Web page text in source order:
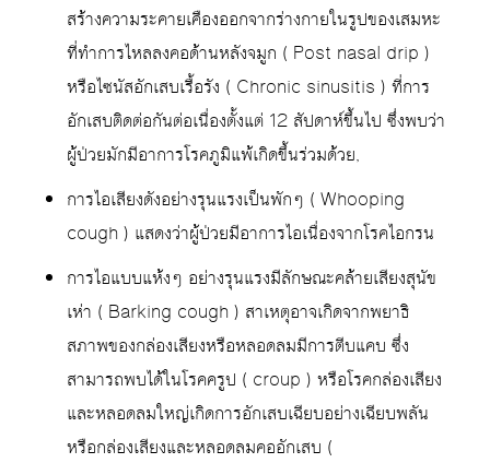
สร้างความระคายเคืองออกจากร่างกายในรูปของเสมหะ
ที่ทำการไหลลงคอด้านหลังจมูก ( Post nasal drip )
หรือไซนัสอักเสบเรื้อรัง ( Chronic sinusitis ) ที่การ
อักเสบติดต่อกันต่อเนื่องตั้งแต่ 12 สัปดาห์ขึ้นไป ซึ่งพบว่า
ผู้ป่วยมักมีอาการโรคภูมิแพ้เกิดขึ้นร่วมด้วย,
การไอเสียงดังอย่างรุนแรงเป็นพักๆ ( Whooping
cough ) แสดงว่าผู้ป่วยมีอาการไอเนื่องจากโรคไอกรน
การไอแบบแห้งๆ อย่างรุนแรงมีลักษณะคล้ายเสียงสุนัข
เห่า ( Barking cough ) สาเหตุอาจเกิดจากพยาธิ
สภาพของกล่องเสียงหรือหลอดลมมีการตีบแคบ ซึ่ง
สามารถพบได้ในโรคครูป ( croup ) หรือโรคกล่องเสียง
และหลอดลมใหญ่เกิดการอักเสบเฉียบอย่างเฉียบพลัน
หรือกล่องเสียงและหลอดลมคออักเสบ (